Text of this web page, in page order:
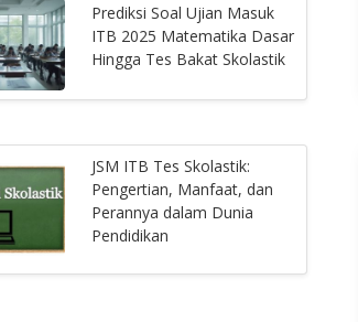
Prediksi Soal Ujian Masuk
ITB 2025 Matematika Dasar
Hingga Tes Bakat Skolastik
JSM ITB Tes Skolastik:
Pengertian, Manfaat, dan
Perannya dalam Dunia
Pendidikan